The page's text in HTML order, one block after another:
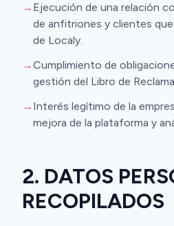
→ Ejecución de una relación
de anfitriones y clientes
de Localy.
→Cumplimiento de
gestión del Libro de
→ Interés legítimo de la
mejora de la plataforma y
2. DATOS
RECOPILADOS